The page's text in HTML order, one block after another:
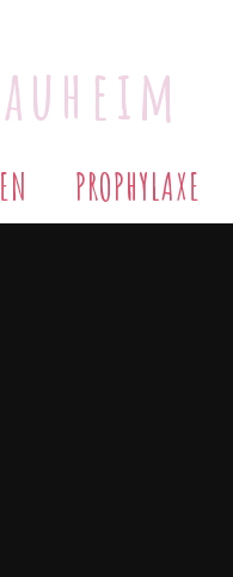
EN PROPHYLAXE